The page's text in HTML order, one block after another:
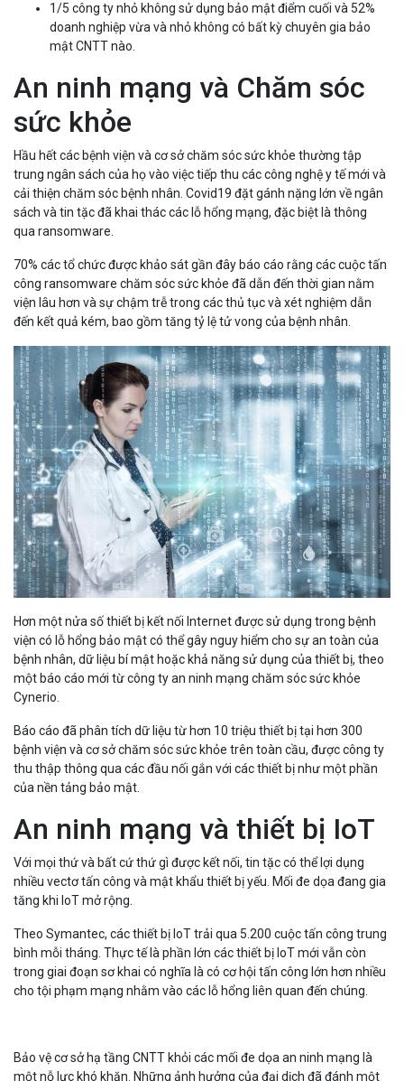
1/5 công ty nhỏ không sử dụng bảo mật điểm cuối và 52%
doanh nghiệp vừa và nhỏ không có bất kỳ chuyên gia bảo
mật CNTT nào.
An ninh mạng và Chăm sóc
sức khỏe
Hầu hết các bệnh viện và cơ sở chăm sóc sức khỏe thường tập
trung ngân sách của họ vào việc tiếp thu các công nghệ y tế mới và
cải thiện chăm sóc bệnh nhân. Covid19 đặt gánh nặng lớn về ngân
sách và tin tặc đã khai thác các lỗ hổng mạng, đặc biệt là thông
qua ransomware.
70% các tổ chức được khảo sát gần đây báo cáo rằng các cuộc tấn
công ransomware chăm sóc sức khỏe đã dẫn đến thời gian nằm
viện lâu hơn và sự chậm trễ trong các thủ tục và xét nghiệm dẫn
đến kết quả kém, bao gồm tăng tỷ lệ tử vong của bệnh nhân.
Hơn một nửa số thiết bị kết nối Internet được sử dụng trong bệnh
viện có lỗ hổng bảo mật có thể gây nguy hiểm cho sự an toàn của
bệnh nhân, dữ liệu bí mật hoặc khả năng sử dụng của thiết bị, theo
một báo cáo mới từ công ty an ninh mạng chăm sóc sức khỏe
Cynerio.
Báo cáo đã phân tích dữ liệu từ hơn 10 triệu thiết bị tại hơn 300
bệnh viện và cơ sở chăm sóc sức khỏe trên toàn cầu, được công ty
thu thập thông qua các đầu nối gắn với các thiết bị như một phần
của nền tảng bảo mật.
An ninh mạng và thiết bị IoT
Với mọi thứ và bất cứ thứ gì được kết nối, tin tặc có thể lợi dụng
nhiều vectơ tấn công và mật khẩu thiết bị yếu. Mối đe dọa đang gia
tăng khi IoT mở rộng.
Theo Symantec, các thiết bị IoT trải qua 5.200 cuộc tấn công trung
bình mỗi tháng. Thực tế là phần lớn các thiết bị IoT mới vẫn còn
trong giai đoạn sơ khai có nghĩa là có cơ hội tấn công lớn hơn nhiều
cho tội phạm mạng nhằm vào các lỗ hổng liên quan đến chúng.
Bảo vệ cơ sở hạ tầng CNTT khỏi các mối đe dọa an ninh mạng là
một nỗ lực khó khăn. Những ảnh hưởng của đại dịch đã đánh một